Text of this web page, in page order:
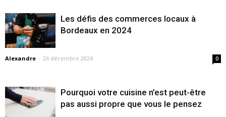
Les défis des commerces locaux à
Bordeaux en 2024
Alexandre - 26 décembre 2024 0
Pourquoi votre cuisine n’est peut-être
pas aussi propre que vous le pensez